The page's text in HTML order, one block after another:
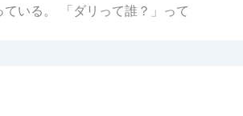
いる。 「ダリって誰？」って